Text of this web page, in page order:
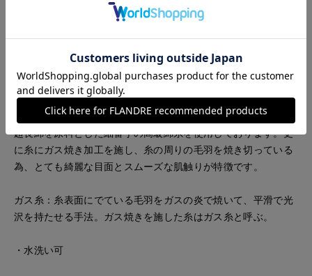
ーフスリーブと細く華奢に仕上げた襟が上品な印象を与えま
お作りしているのでアンサンブルとしてお持ちいただくと便利
です。
超長綿を原料とした細番手の高級綿糸を使用しております。更
に糸にガス焼き加工を施し、糸の周りの毛羽を焼き切っている
為、とても綺麗な目面とスムーズな肌触りが特徴です。
ガス糸：糸表面にでている毛羽をガスの炎で焼いて、平滑で光
沢を持たせる手法。ガス焼きを施した糸はガス糸と呼ぶ。
・水洗い可